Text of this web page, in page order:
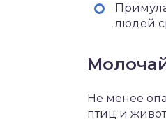
людей
Не менее
птиц и